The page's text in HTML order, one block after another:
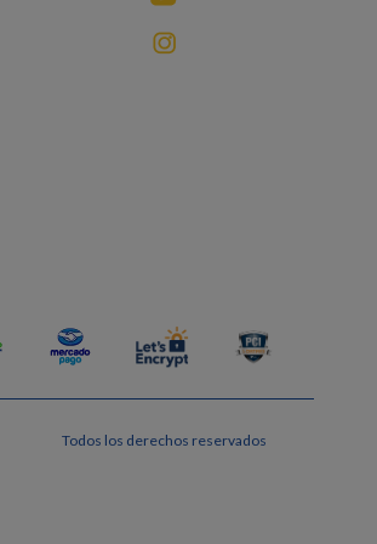
instagram
Todos los derechos reservados